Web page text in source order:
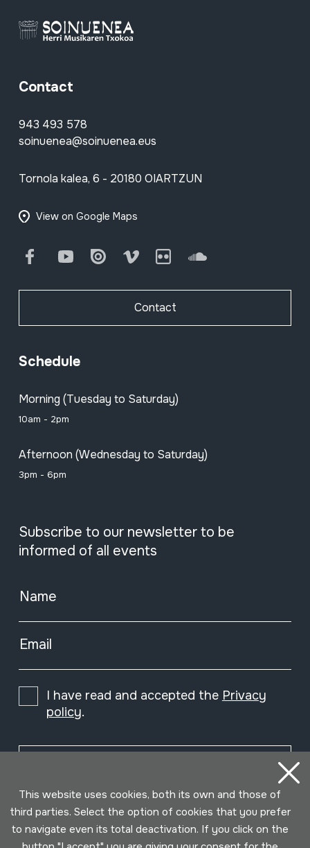
Contact
943 493 578
soinuenea@soinuenea.eus
Tornola kalea, 6 - 20180 OIARTZUN
View on Google Maps
FacebookYoutube Issuu Vimeo Flickr SoundCloud
Contact
Schedule
Morning (Tuesday to Saturday)
10am - 2pm
Afternoon (Wednesday to Saturday)
3pm - 6pm
Subscribe to our newsletter to be
informed of all events
Name
Email
I have read and accepted the Privacy
policy.
This website uses cookies, both its own and those of
third parties. Select the option of cookies that you prefer
to navigate even its total deactivation. If you click on the